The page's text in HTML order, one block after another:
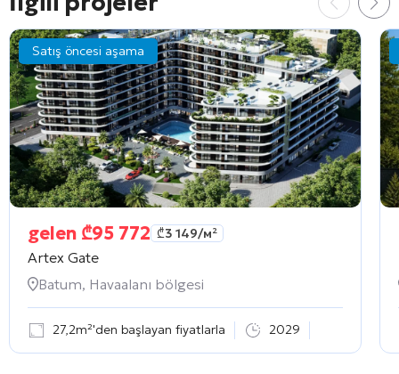
Satış öncesi aşama
gelen ₾95 772 ₾3 149/м²
Artex Gate
Batum, Havaalanı bölgesi
27,2m²'den başlayan fiyatlarla 2029